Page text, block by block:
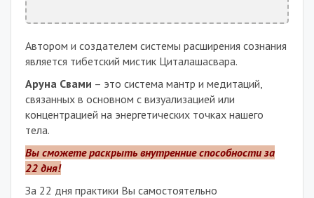
Автором и создателем системы расширения сознания
является тибетский мистик Циталашасвара.
Аруна Свами – это система мантр и медитаций,
связанных в основном с визуализацией или
концентрацией на энергетических точках нашего
тела.
Вы сможете раскрыть внутренние способности за
22 дня!
За 22 дня практики Вы самостоятельно